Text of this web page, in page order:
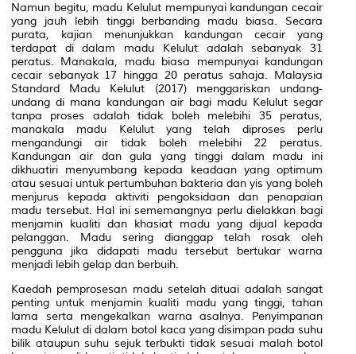
Namun begitu, madu Kelulut mempunyai kandungan cecair
yang jauh lebih tinggi berbanding madu biasa. Secara
purata, kajian menunjukkan kandungan cecair yang
terdapat di dalam madu Kelulut adalah sebanyak 31
peratus. Manakala, madu biasa mempunyai kandungan
cecair sebanyak 17 hingga 20 peratus sahaja. Malaysia
Standard Madu Kelulut (2017) menggariskan undang-
undang di mana kandungan air bagi madu Kelulut segar
tanpa proses adalah tidak boleh melebihi 35 peratus,
manakala madu Kelulut yang telah diproses perlu
mengandungi air tidak boleh melebihi 22 peratus.
Kandungan air dan gula yang tinggi dalam madu ini
dikhuatiri menyumbang kepada keadaan yang optimum
atau sesuai untuk pertumbuhan bakteria dan yis yang boleh
menjurus kepada aktiviti pengoksidaan dan penapaian
madu tersebut. Hal ini sememangnya perlu dielakkan bagi
menjamin kualiti dan khasiat madu yang dijual kepada
pelanggan. Madu sering dianggap telah rosak oleh
pengguna jika didapati madu tersebut bertukar warna
menjadi lebih gelap dan berbuih.
Kaedah pemprosesan madu setelah dituai adalah sangat
penting untuk menjamin kualiti madu yang tinggi, tahan
lama serta mengekalkan warna asalnya. Penyimpanan
madu Kelulut di dalam botol kaca yang disimpan pada suhu
bilik ataupun suhu sejuk terbukti tidak sesuai malah botol